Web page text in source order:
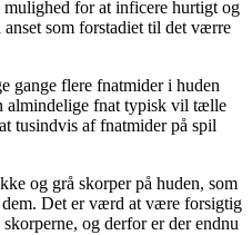
for at inficere hurtigt og
som forstadiet til det værre
gange flere fnatmider i huden
almindelige fnat typisk vil tælle
tusindvis af fnatmider på spil
og grå skorper på huden, som
Det er værd at være forsigtig
og derfor er der endnu